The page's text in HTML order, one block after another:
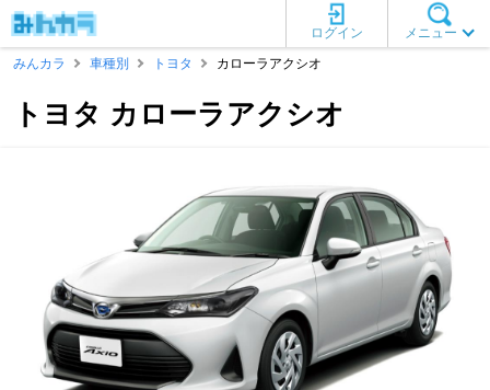
メニュー
ログイン
みんカラ
車種別 トヨタ カローラアクシオ
トヨタ カローラアクシオ